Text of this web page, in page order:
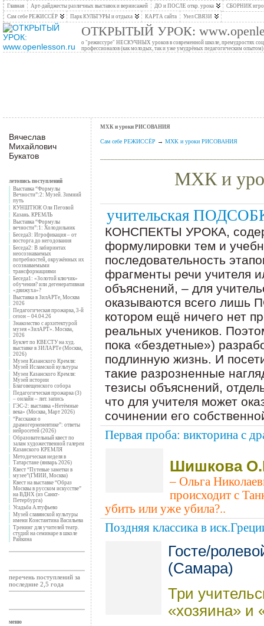
Главная Арт-дайджесты различных выставок и вернисажей ДО и ПОСЛЕ откр. урока
СБОРНИК
Сам себе РЕЖИССЁР
Парк КУЛЬТУРЫ и отдыха КАРТА сайта Узел СВЯЗИ
ОТКРЫТЫЙ УРОК:
о "режиссуре" НЕСКУЧНЫХ уроков в современной школе, премудростях
профессионалов (как молодых, так и уже умудрёных педагогическим опытом)
Вячеслав
Михайлович
Букатов
летопись поступлений
Выставка “Формулы
Вечности”:2: Музей. Зимний
путь
КУНШТЮК Оли Пеговой
Казань. КРЕМЛЬ
Выставка “Формулы
вечности”:1: Холодильник
Беседа3: Игрофикация – от
восторга до негодования
Беседа2: В лабиринтах
неосознаваемых
потребностей, окружённых их
осознаваемыми
трансформациями
Беседа1: «Золотой ключик»
обучения? или дегенеративная
«движуха»?
Выставка в ЗилАРТе, Москва
2026
Педагогическая прожарка, 3-й
сезон – 04.04.26
Знакомство с архитектурой
музея «ЗилАРТ». Москва,
2026
Буклет по КВЕСТУ на худ.
выставке в ЗИЛАРТе (Москва,
2026)
Музеи Казанского Кремля:
Музей Исламской культуры
Музеи Казанского Кремля:
Музей истории
Благовещенского собора
Педагогическая прожарка (3)
– онлайн – лит. запись
ГЭС-2: выставка «Нетёмные
века» (Москва, Март 2026)
“Расскажи о
драмогерменевтике”: ответы
нейросетей (2026)
Образовательный квест по
залам художественной галереи
Казанского КРЕМЛЯ
Методическая неделя в
Татарстане (январь 2026)
Квест “Путевые заметки в
музее”(ГМИИ, Москва)
Квест на выставке “Образ
Москвы в русском искусстве”
на ВДНХ (из Санкт-
Петербурга)
Усадьба Алтуфьево
Музей славянской культуры
имени Константина Васильева
Тренинг для учителей театр.
студий на семинаре в школе
Райкина
перечень поступлений за
последние 2,5 года
меню
МХК и уроки РИСОВАНИЯ
Сам себе РЕЖИССЁР → МХК и уроки РИСОВАНИЯ
МХК и
yчительская
КОНСПЕКТЫ УРОКА,
формулировки тем и
последовательность
фрагменты речи учителя
объяснений, – для
оказываются всего
котором ещё ничего нет
реальных учеников.
пока «бездетные»)
подлинную жизнь. И
такие разрозненные
тезисы объяснений,
что для учителя может
сочинении его
Первая проба: викторина с
Шишкова
– Ольга
происходит с
убить или уже убила?..
Поздняя классика в
Госте/
(Самара)
Три
«хозяина» и